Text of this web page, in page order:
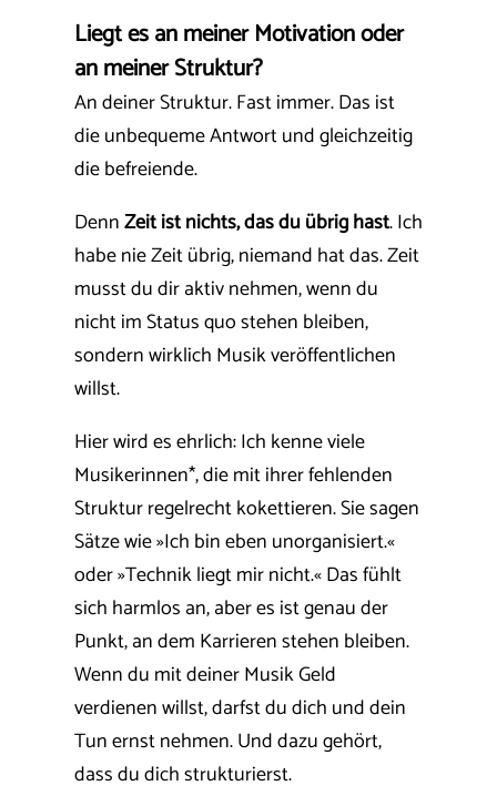
Liegt es an meiner Motivation oder
an meiner Struktur?
An deiner Struktur. Fast immer. Das ist
die unbequeme Antwort und gleichzeitig
die befreiende.
DennZeit ist nichts, das du übrig hast. Ich
habe nie Zeit übrig, niemand hat das. Zeit
musst du dir aktiv nehmen, wenn du
nicht im Status quo stehen bleiben,
sondern wirklich Musik veröffentlichen
willst.
Hier wird es ehrlich: Ich kenne viele
Musikerinnen*, die mit ihrer fehlenden
Struktur regelrecht kokettieren. Sie sagen
Sätze wie »Ich bin eben unorganisiert.«
oder »Technik liegt mir nicht.« Das fühlt
sich harmlos an, aber es ist genau der
Punkt, an dem Karrieren stehen bleiben.
Wenn du mit deiner Musik Geld
verdienen willst, darfst du dich und dein
Tun ernst nehmen. Und dazu gehört,
dass du dich strukturierst.